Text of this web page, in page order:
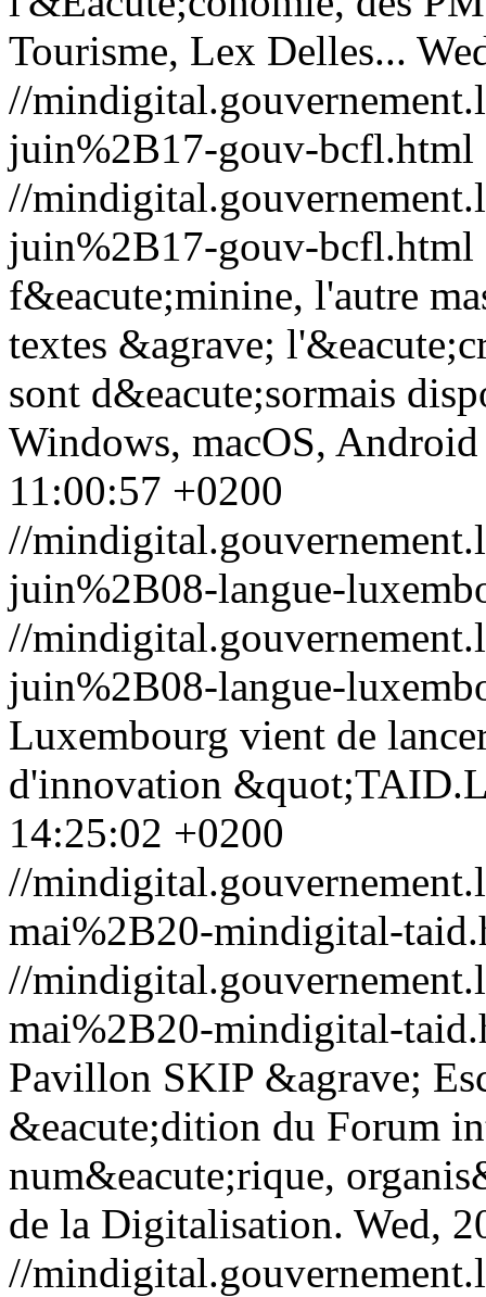
Tourisme, Lex Delles...
//
juin%2B17-gouv-bcfl.html
//
juin%2B17-gouv-bcfl.html
f&eacute;minine, l'autre
textes &agrave;
sont d&eacute;sormais
Windows, macOS,
11:00:57 +0200
//
juin%2B08-langue-
//
juin%2B08-langue-
Luxembourg vient de
d'innovation
14:25:02 +0200
//
mai%2B20-mindigital-
//
mai%2B20-mindigital-
Pavillon SKIP &agrave;
&eacute;dition du Forum
num&eacute;rique,
de la Digitalisation. Wed,
//